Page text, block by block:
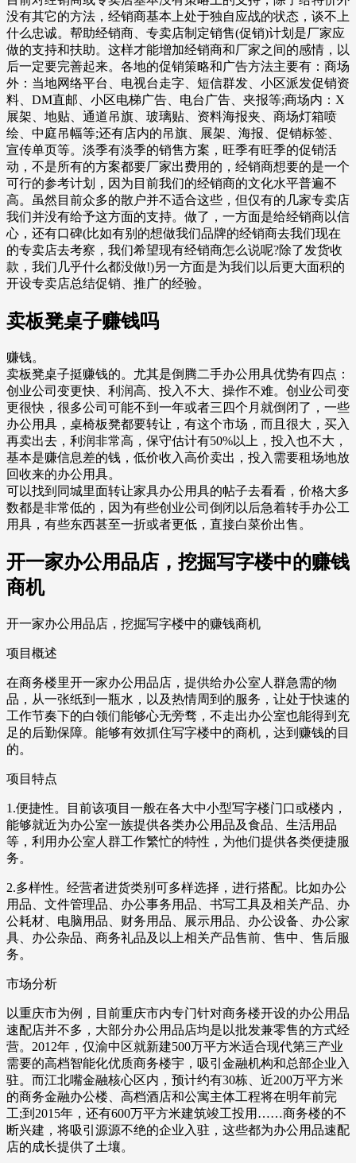
没有其它的方法，经销商基本上处于独自应战的状态，谈不上
什么忠诚。帮助经销商、专卖店制定销售(促销)计划是厂家应
做的支持和扶助。这样才能增加经销商和厂家之间的感情，以
后一定要完善起来。各地的促销策略和广告方法主要有：商场
外：当地网络平台、电视台走字、短信群发、小区派发促销资
料、DM直邮、小区电梯广告、电台广告、夹报等;商场内：X
展架、地贴、通道吊旗、玻璃贴、资料海报夹、商场灯箱喷
绘、中庭吊幅等;还有店内的吊旗、展架、海报、促销标签、
宣传单页等。淡季有淡季的销售方案，旺季有旺季的促销活
动，不是所有的方案都要厂家出费用的，经销商想要的是一个
可行的参考计划，因为目前我们的经销商的文化水平普遍不
高。虽然目前众多的散户并不适合这些，但仅有的几家专卖店
我们并没有给予这方面的支持。做了，一方面是给经销商以信
心，还有口碑(比如有别的想做我们品牌的经销商去我们现在
的专卖店去考察，我们希望现有经销商怎么说呢?除了发货收
款，我们几乎什么都没做!)另一方面是为我们以后更大面积的
开设专卖店总结促销、推广的经验。
卖板凳桌子赚钱吗
赚钱。
卖板凳桌子挺赚钱的。尤其是倒腾二手办公用具优势有四点：
创业公司变更快、利润高、投入不大、操作不难。创业公司变
更很快，很多公司可能不到一年或者三四个月就倒闭了，一些
办公用具，桌椅板凳都要转让，有这个市场，而且很大，买入
再卖出去，利润非常高，保守估计有50%以上，投入也不大，
基本是赚信息差的钱，低价收入高价卖出，投入需要租场地放
回收来的办公用具。
可以找到同城里面转让家具办公用具的帖子去看看，价格大多
数都是非常低的，因为有些创业公司倒闭以后急着转手办公工
用具，有些东西甚至一折或者更低，直接白菜价出售。
开一家办公用品店，挖掘写字楼中的赚钱
商机
开一家办公用品店，挖掘写字楼中的赚钱商机
项目概述
在商务楼里开一家办公用品店，提供给办公室人群急需的物
品，从一张纸到一瓶水，以及热情周到的服务，让处于快速的
工作节奏下的白领们能够心无旁骛，不走出办公室也能得到充
足的后勤保障。能够有效抓住写字楼中的商机，达到赚钱的目
的。
项目特点
1.便捷性。目前该项目一般在各大中小型写字楼门口或楼内，
能够就近为办公室一族提供各类办公用品及食品、生活用品
等，利用办公室人群工作繁忙的特性，为他们提供各类便捷服
务。
2.多样性。经营者进货类别可多样选择，进行搭配。比如办公
用品、文件管理品、办公事务用品、书写工具及相关产品、办
公耗材、电脑用品、财务用品、展示用品、办公设备、办公家
具、办公杂品、商务礼品及以上相关产品售前、售中、售后服
务。
市场分析
以重庆市为例，目前重庆市内专门针对商务楼开设的办公用品
速配店并不多，大部分办公用品店均是以批发兼零售的方式经
营。2012年，仅渝中区就新建500万平方米适合现代第三产业
需要的高档智能化优质商务楼宇，吸引金融机构和总部企业入
驻。而江北嘴金融核心区内，预计约有30栋、近200万平方米
的商务金融办公楼、高档酒店和公寓主体工程将在明年前完
工;到2015年，还有600万平方米建筑竣工投用……商务楼的不
断兴建，将吸引源源不绝的企业入驻，这些都为办公用品速配
店的成长提供了土壤。